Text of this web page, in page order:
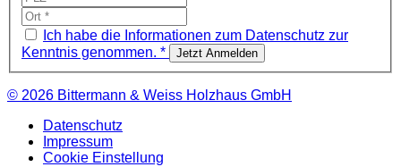
Ich habe die Informationen zum Datenschutz zur
Kenntnis genommen. *
© 2026 Bittermann & Weiss Holzhaus GmbH
Datenschutz
Impressum
Cookie Einstellung